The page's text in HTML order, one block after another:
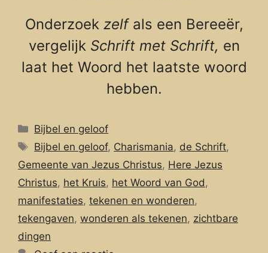
Onderzoek zelfals een Bereeër,
vergelijk Schrift met Schrift, en
laat het Woord het laatste woord
hebben.
Categorieën
Bijbel en geloof
Tags
Bijbel en geloof, Charismania, de Schrift,
Gemeente van Jezus Christus, Here Jezus
Christus, het Kruis, het Woord van God ,
manifestaties, tekenen en wonderen,
tekengaven, wonderen als tekenen, zichtbare
dingen